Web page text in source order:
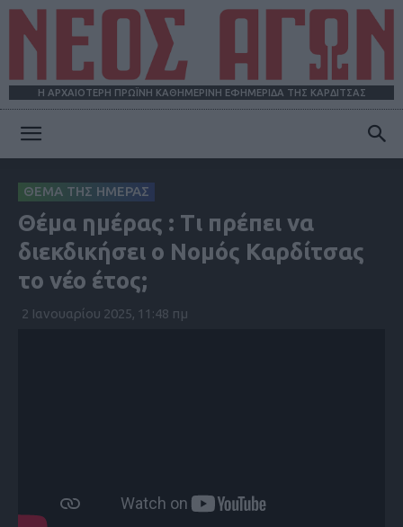
Η ΑΡΧΑΙΟΤΕΡΗ ΠΡΩΪΝΗ ΚΑΘΗΜΕΡΙΝΗ ΕΦΗΜΕΡΙΔΑ ΤΗΣ ΚΑΡΔΙΤΣΑΣ
ΑΓΩΝ
ΘΕΜΑ ΤΗΣ ΗΜΕΡΑΣ
Θέμα ημέρας : Τι πρέπει να
διεκδικήσει ο Νομός Καρδίτσας
το νέο έτος;
2 Ιανουαρίου 2025, 11:48 πμ